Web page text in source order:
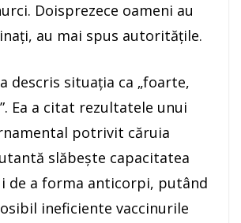
Doisprezece oameni au
au mai spus autorităţile.
descris situaţia ca „foarte,
Ea a citat rezultatele unui
potrivit căruia
slăbeşte capacitatea
de a forma anticorpi, putând
ineficiente vaccinurile